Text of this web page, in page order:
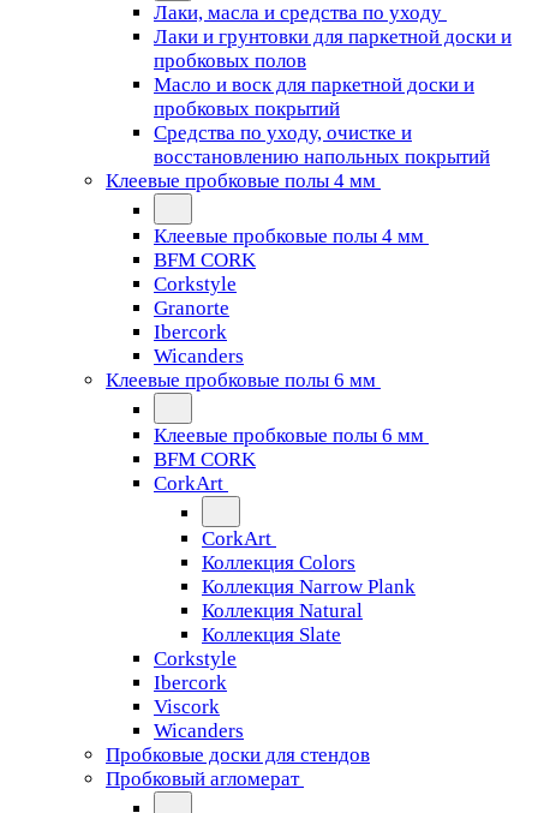
Лаки, масла и средства по уходу
Лаки и грунтовки для паркетной доски и
пробковых полов
Масло и воск для паркетной доски и
пробковых покрытий
Средства по уходу, очистке и
восстановлению напольных покрытий
Клеевые пробковые полы 4 мм
Клеевые пробковые полы 4 мм
BFM CORK
Corkstyle
Granorte
Ibercork
Wicanders
Клеевые пробковые полы 6 мм
Клеевые пробковые полы 6 мм
BFM CORK
CorkArt
CorkArt
Коллекция Colors
Коллекция Narrow Plank
Коллекция Natural
Коллекция Slate
Corkstyle
Ibercork
Viscork
Wicanders
Пробковые доски для стендов
Пробковый агломерат